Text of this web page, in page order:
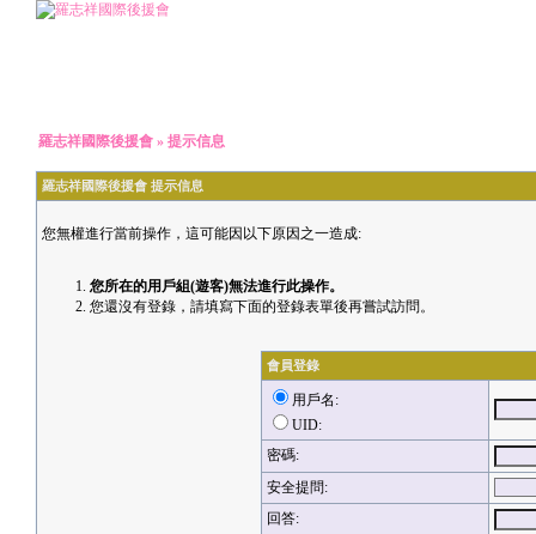
羅志祥國際後援會 » 提示信息
羅志祥國際後援會 提示信息
您無權進行當前操作，這可能因以下原因之一造成:
您所在的用戶組(遊客)無法進行此操作。
您還沒有登錄，請填寫下面的登錄表單後再嘗試訪問。
會員登錄
用戶名:
UID:
密碼:
安全提問:
回答: